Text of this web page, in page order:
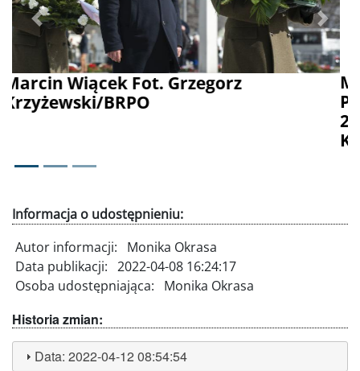
Marcin Wiącek składa wieniec pod
Pomnikiem Ofiar Tragedii Smoleńskiej
Poprzednie Dalej
Informacja o udostępnieniu:
Autor informacji:
Monika Okrasa
Data publikacji: 2022-04-08 16:24:17
Osoba udostępniająca:
Monika Okrasa
Historia zmian:
Data:2022-04-12 08:54:54